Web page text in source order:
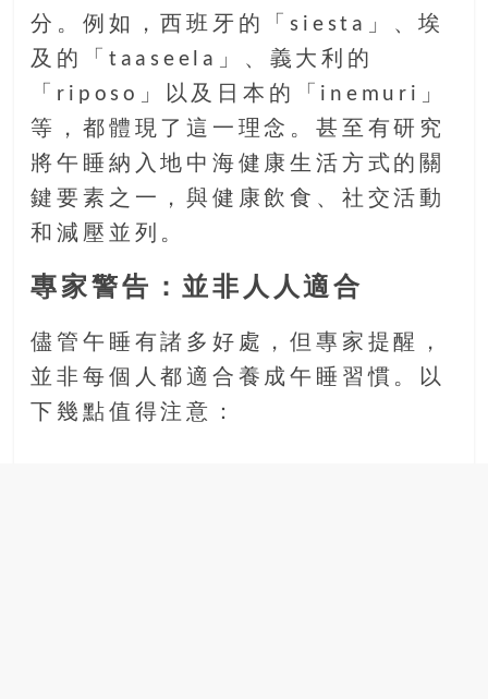
分。例如，西班牙的「siesta」、埃
及的「taaseela」、義大利的
「riposo」以及日本的「inemuri」
等，都體現了這一理念。甚至有研究
將午睡納入地中海健康生活方式的關
鍵要素之一，與健康飲食、社交活動
和減壓並列。
專家警告：並非人人適合
儘管午睡有諸多好處，但專家提醒，
並非每個人都適合養成午睡習慣。以
下幾點值得注意：